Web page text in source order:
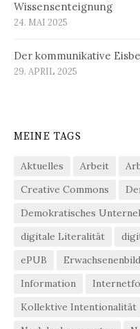
Wissensenteignung
24. MAI 2025
Der kommunikative
29. APRIL 2025
MEINE TAGS
Aktuelles Arbeit
Creative Commons
Demokratisches
digitale Literalität
ePUB
Information
Kollektive Intentionalität